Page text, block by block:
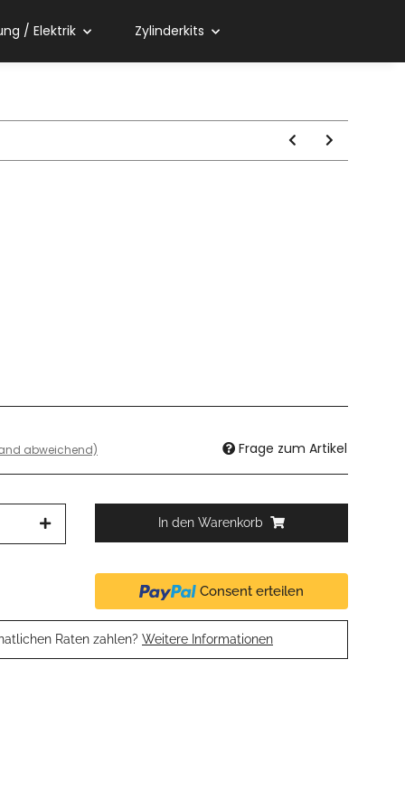
/ Elektrik Zylinderkits
abweichend) Frage zum Artikel
In den Warenkorb
Consent erteilen
Raten zahlen? Weitere Informationen